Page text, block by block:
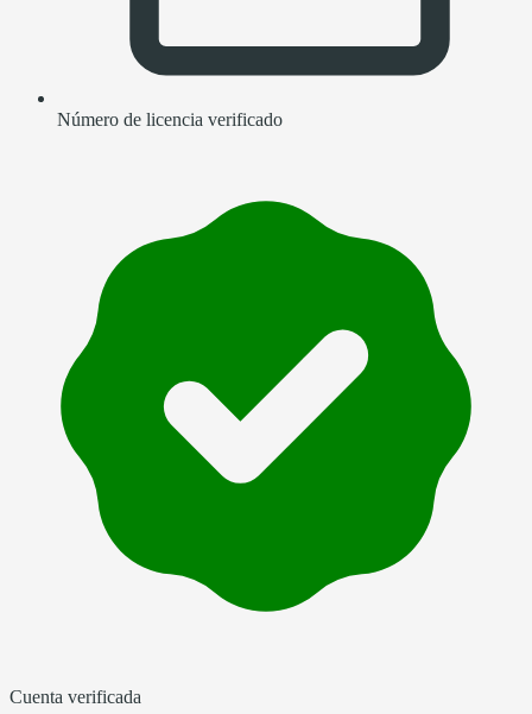
Número de licencia verificado
Cuenta verificada